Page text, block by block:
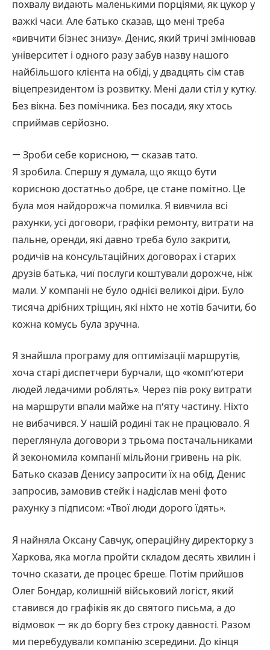
похвалу видають маленькими порціями, як цукор у
важкі часи. Але батько сказав, що мені треба
«вивчити бізнес знизу». Денис, який тричі змінював
університет і одного разу забув назву нашого
найбільшого клієнта на обіді, у двадцять сім став
віцепрезидентом із розвитку. Мені дали стіл у кутку.
Без вікна. Без помічника. Без посади, яку хтось
сприймав серйозно.
— Зроби себе корисною, — сказав тато.
Я зробила. Спершу я думала, що якщо бути
корисною достатньо добре, це стане помітно. Це
була моя найдорожча помилка. Я вивчила всі
рахунки, усі договори, графіки ремонту, витрати на
пальне, оренди, які давно треба було закрити,
родичів на консультаційних договорах і старих
друзів батька, чиї послуги коштували дорожче, ніж
мали. У компанії не було однієї великої діри. Було
тисяча дрібних тріщин, які ніхто не хотів бачити, бо
кожна комусь була зручна.
Я знайшла програму для оптимізації маршрутів,
хоча старі диспетчери бурчали, що «комп’ютери
людей ледачими роблять». Через пів року витрати
на маршрути впали майже на п’яту частину. Ніхто
не вибачився. У нашій родині так не працювало. Я
переглянула договори з трьома постачальниками
й зекономила компанії мільйони гривень на рік.
Батько сказав Денису запросити їх на обід. Денис
запросив, замовив стейк і надіслав мені фото
рахунку з підписом: «Твої люди дорого їдять».
Я найняла Оксану Савчук, операційну директорку з
Харкова, яка могла пройти складом десять хвилин і
точно сказати, де процес бреше. Потім прийшов
Олег Бондар, колишній військовий логіст, який
ставився до графіків як до святого письма, а до
відмовок — як до боргу без строку давності. Разом
ми перебудували компанію зсередини. До кінця